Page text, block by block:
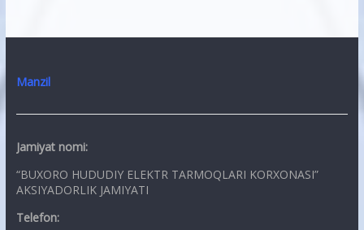
Manzil
Jamiyat nomi:
“BUXORO HUDUDIY ELEKTR TARMOQLARI KORXONASI”
AKSIYADORLIK JAMIYATI
Telefon: